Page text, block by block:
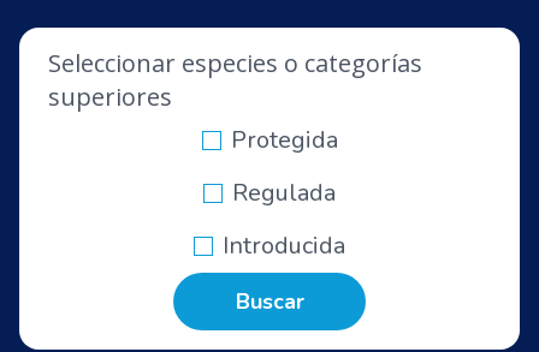
Seleccionar especies o categorías
superiores
Protegida
Regulada
Introducida
Buscar